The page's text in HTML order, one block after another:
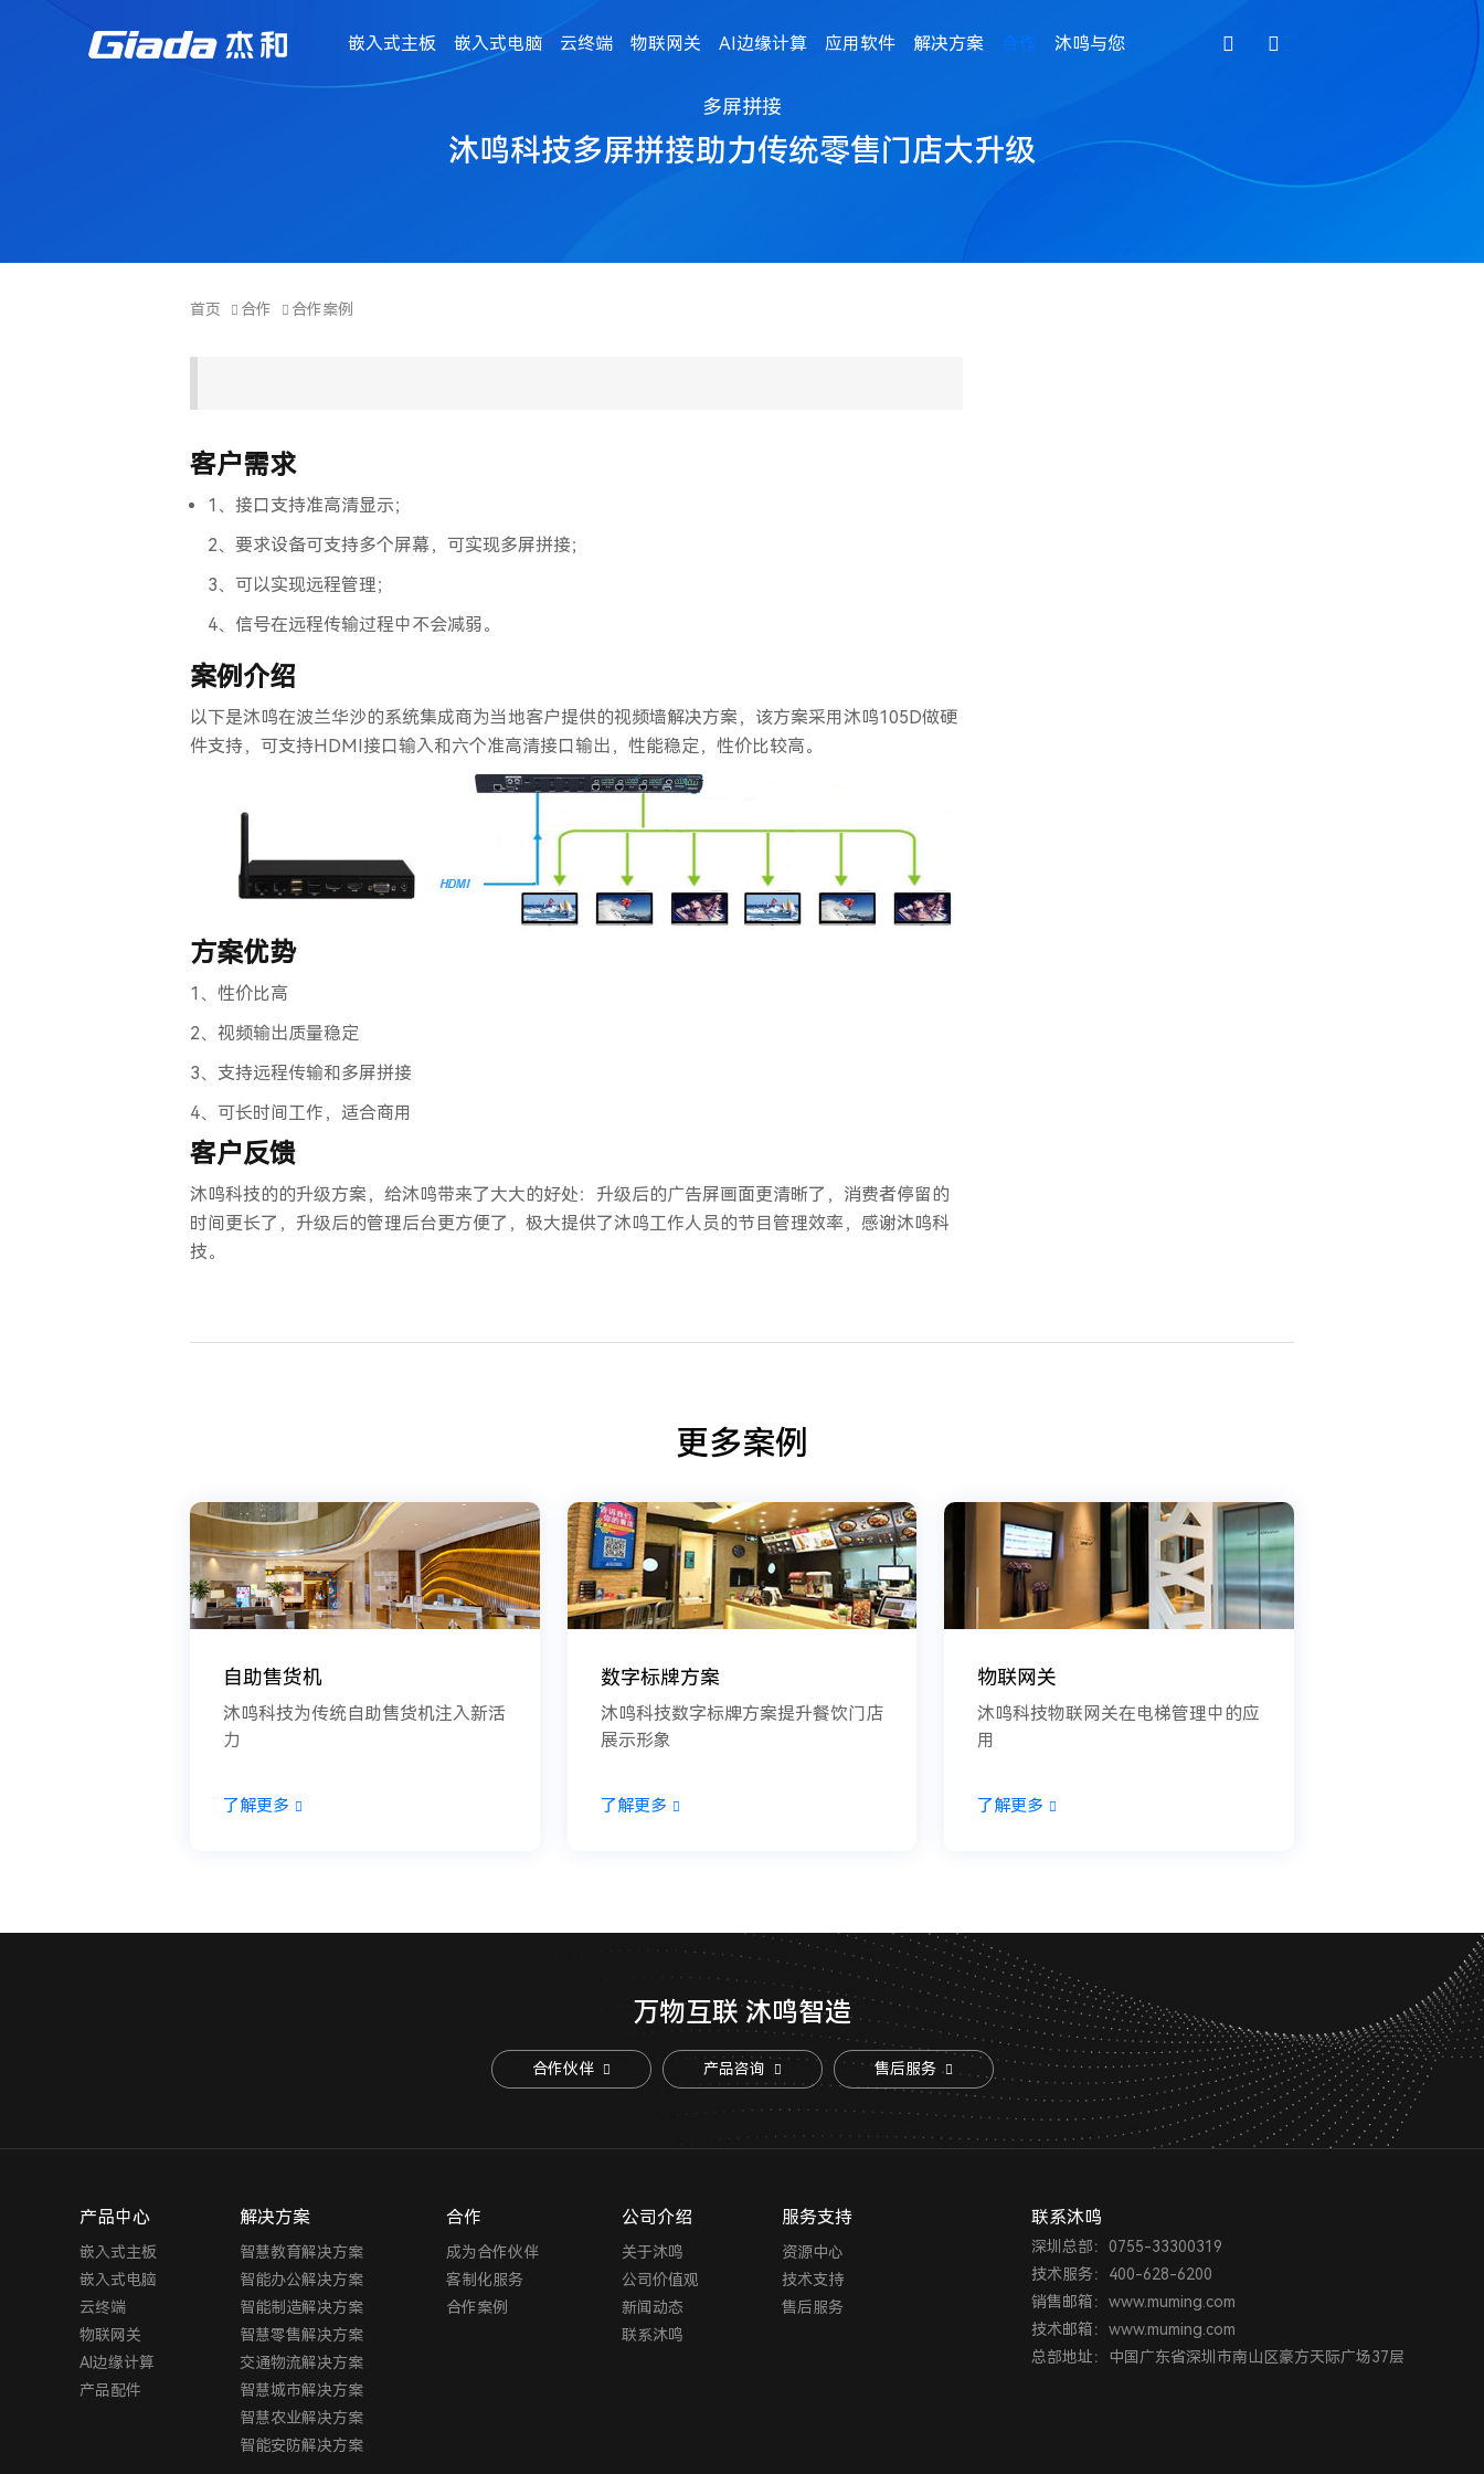
嵌入式主板 嵌入式电脑 云终端 物联网关 AI边缘计算 应用软件 解决方案 合作 沐鸣与您
多屏拼接
沐鸣科技多屏拼接助力传统零售门店大升级
首页 合作 合作案例
客户需求
1、接口支持准高清显示；
2、要求设备可支持多个屏幕，可实现多屏拼接；
3、可以实现远程管理；
4、信号在远程传输过程中不会减弱。
案例介绍
以下是沐鸣在波兰华沙的系统集成商为当地客户提供的视频墙解决方案，该方案采用沐鸣105D做硬
件支持，可支持HDMI接口输入和六个准高清接口输出，性能稳定，性价比较高。
方案优势
1、性价比高
2、视频输出质量稳定
3、支持远程传输和多屏拼接
4、可长时间工作，适合商用
客户反馈
沐鸣科技的的升级方案，给沐鸣带来了大大的好处：升级后的广告屏画面更清晰了，消费者停留的
时间更长了，升级后的管理后台更方便了，极大提供了沐鸣工作人员的节目管理效率，感谢沐鸣科
技。
更多案例
自助售货机
沐鸣科技为传统自助售货机注入新活
力
了解更多
数字标牌方案
沐鸣科技数字标牌方案提升餐饮门店
展示形象
了解更多
物联网关
沐鸣科技物联网关在电梯管理中的应
用
了解更多
万物互联 沐鸣智造
合作伙伴 产品咨询 售后服务
产品中心
嵌入式主板
嵌入式电脑
云终端
物联网关
AI边缘计算
产品配件
解决方案
智慧教育解决方案
智能办公解决方案
智能制造解决方案
智慧零售解决方案
交通物流解决方案
智慧城市解决方案
智慧农业解决方案
智能安防解决方案
合作
成为合作伙伴
客制化服务
合作案例
公司介绍
关于沐鸣
公司价值观
新闻动态
联系沐鸣
服务支持
资源中心
技术支持
售后服务
联系沐鸣
深圳总部：0755-33300319
技术服务：400-628-6200
销售邮箱：www.muming.com
技术邮箱：www.muming.com
总部地址：中国广东省深圳市南山区豪方天际广场37层